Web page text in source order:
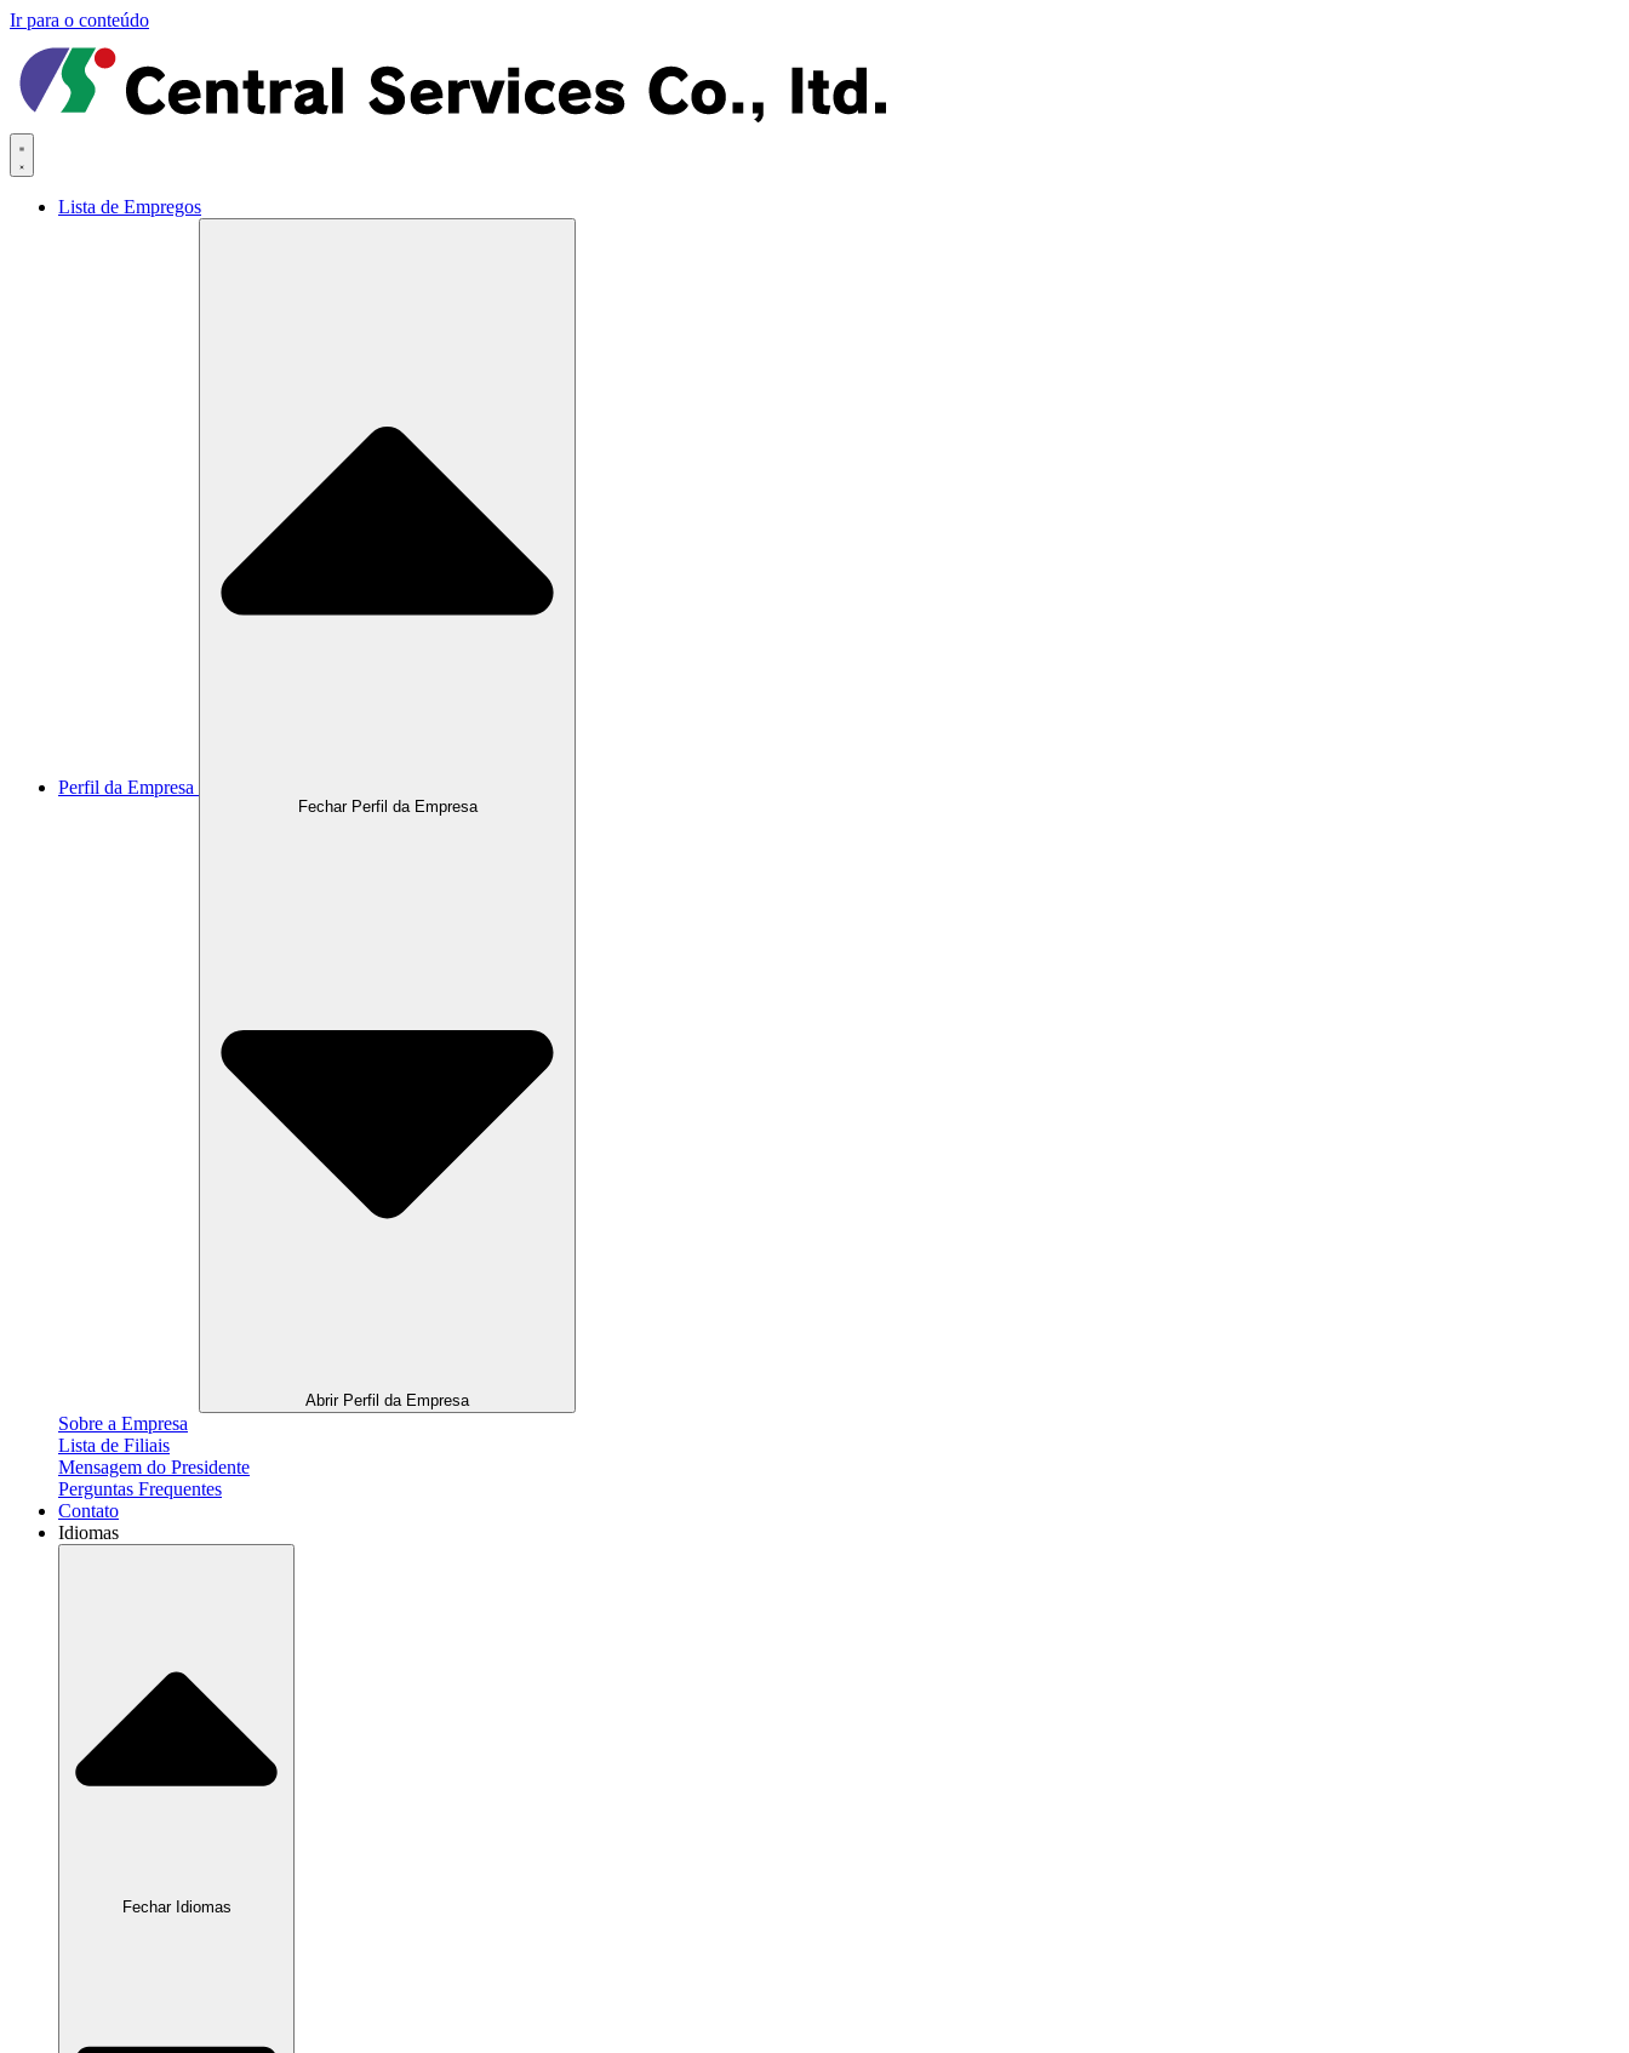
Ir para o conteúdo
Lista de Empregos
Perfil da Empresa
Fechar Perfil da Empresa
Abrir Perfil da Empresa
Sobre a Empresa
Lista de Filiais
Mensagem do Presidente
Perguntas Frequentes
Contato
Idiomas
Fechar Idiomas